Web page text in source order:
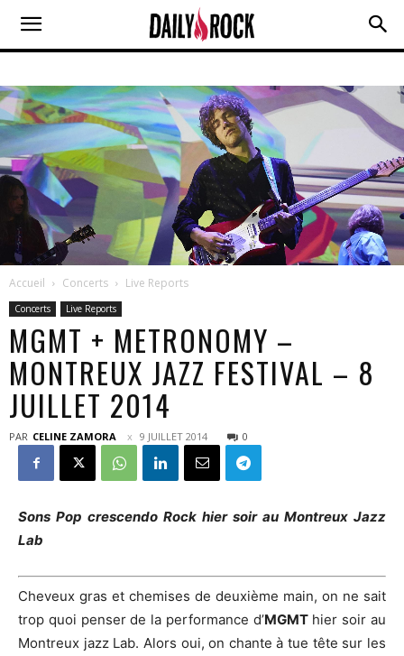
Accueil Concerts Live Reports
Concerts Live Reports
MGMT + METRONOMY –
MONTREUX JAZZ FESTIVAL – 8
JUILLET 2014
PAR CELINE ZAMORA 9 JUILLET 2014 0
Sons Pop crescendo Rock hier soir au Montreux Jazz
Lab
Cheveux gras et chemises de deuxième main, on ne sait
trop quoi penser de la performance d’MGMThier soir au
Montreux jazz Lab. Alors oui, on chante à tue tête sur les